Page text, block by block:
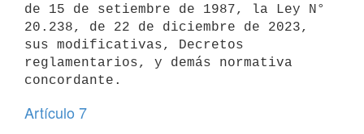
de 15 de setiembre de 1987, la Ley N°
20.238, de 22 de diciembre de 2023,
sus modificativas, Decretos
reglamentarios, y demás normativa
Artículo 7